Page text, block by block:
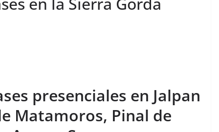
presenciales en Jalpan
Matamoros, Pinal de